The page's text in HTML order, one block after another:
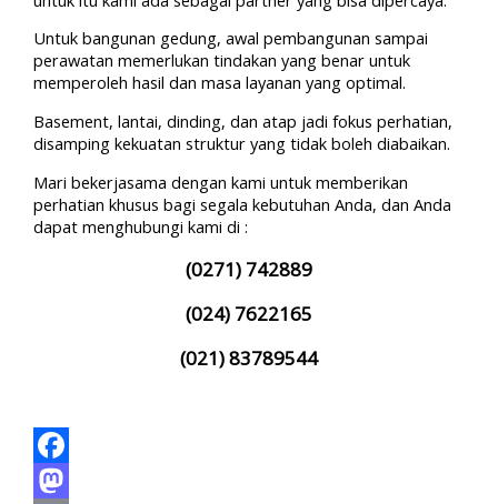
Untuk bangunan gedung, awal pembangunan sampai
perawatan memerlukan tindakan yang benar untuk
memperoleh hasil dan masa layanan yang optimal.
Basement, lantai, dinding, dan atap jadi fokus perhatian,
disamping kekuatan struktur yang tidak boleh diabaikan.
Mari bekerjasama dengan kami untuk memberikan
perhatian khusus bagi segala kebutuhan Anda, dan Anda
dapat menghubungi kami di :
(0271) 742889
(024) 7622165
(021) 83789544
Facebook